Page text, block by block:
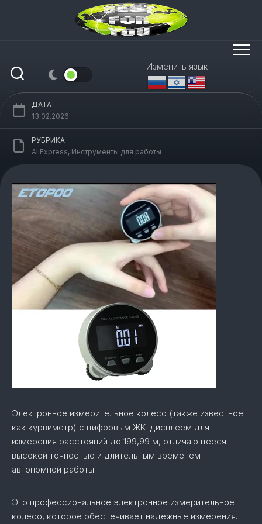
Изменить язык
Цифровая линейка-колесо
ДАТА
13.02.2026
РУБРИКА
AliExpress, Инструменты для работы
Электронное измерительное колесо (также известное
как курвиметр) с цифровым ЖК-дисплеем для
измерения расстояний до 199,99 м, отличающееся
высокой точностью и длительным временем
автономной работы.
Это профессиональное электронное измерительное
колесо, которое обеспечивает надежные измерения.